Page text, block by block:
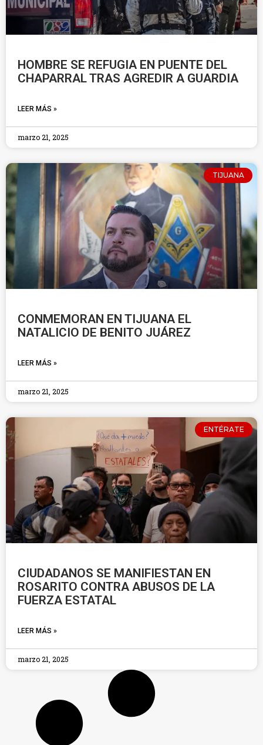
HOMBRE SE REFUGIA EN PUENTE DEL
CHAPARRAL TRAS AGREDIR A GUARDIA
LEER MÁS »
marzo 21, 2025
TIJUANA
CONMEMORAN EN TIJUANA EL
NATALICIO DE BENITO JUÁREZ
LEER MÁS »
marzo 21, 2025
ENTÉRATE
CIUDADANOS SE MANIFIESTAN EN
ROSARITO CONTRA ABUSOS DE LA
FUERZA ESTATAL
LEER MÁS »
marzo 21, 2025